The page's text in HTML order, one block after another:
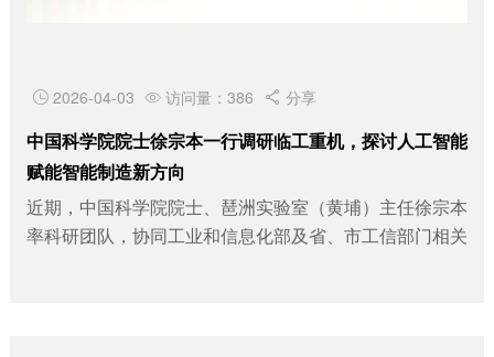
 2026-04-03  访问量：386  分享
中国科学院院士徐宗本一行调研临工重机，探讨人工智能
赋能智能制造新方向
近期，中国科学院院士、琶洲实验室（黄埔）主任徐宗本
率科研团队，协同工业和信息化部及省、市工信部门相关